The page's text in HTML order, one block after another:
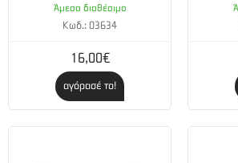
Ταχύτητα αλυσίδας στη μέγιστη ισχύ
Ισχύς (kW):2,6
Εξοπλισμός κοπής
Συνιστώμενα μήκη λάμας (cm/inch):
Άμεσα διαθέσιμο
Κωδ.: 03634
16,00€
αγόρασέ το!